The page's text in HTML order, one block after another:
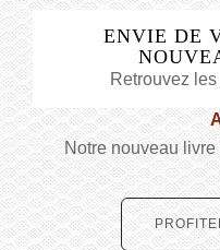
ENVIE DE
Retrouvez
Notre nouveau